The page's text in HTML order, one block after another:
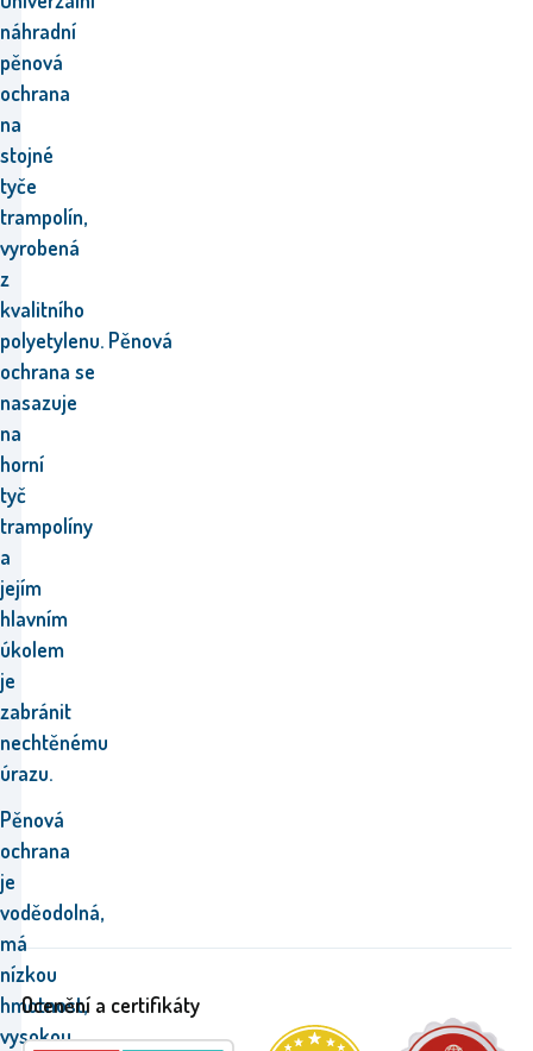
náhradní
pěnová
ochrana
na
stojné
tyče
trampolín,
vyrobená
z
kvalitního
polyetylenu. Pěnová
ochrana se
nasazuje
na
horní
tyč
trampolíny
a
jejím
hlavním
úkolem
je
zabránit
nechtěnému
úrazu.
Pěnová
ochrana
je
voděodolná,
má
nízkou
hmotnost,
vysokou
Ocenění a certifikáty